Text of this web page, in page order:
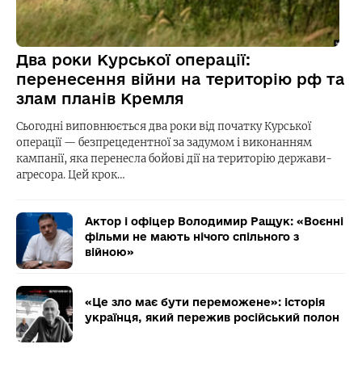
Два роки Курської операції:
перенесення війни на територію рф та
злам планів Кремля
Сьогодні виповнюється два роки від початку Курської
операції — безпрецедентної за задумом і виконанням
кампанії, яка перенесла бойові дії на територію держави-
агресора. Цей крок…
Актор і офіцер Володимир Ращук: «Воєнні
фільми не мають нічого спільного з
війною»
«Це зло має бути переможене»: історія
українця, який пережив російський полон